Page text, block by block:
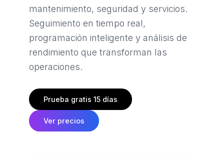
mantenimiento, seguridad y servicios.
Seguimiento en tiempo real,
programación inteligente y análisis de
rendimiento que transforman las
operaciones.
Prueba gratis 15 días
Ver precios